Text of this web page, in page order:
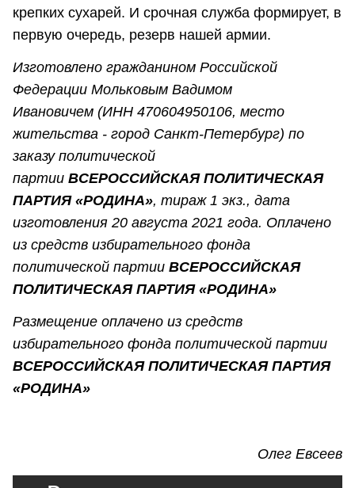
крепких сухарей. И срочная служба формирует, в
первую очередь, резерв нашей армии.
Изготовлено гражданином Российской
Федерации Мольковым Вадимом
Ивановичем (ИНН 470604950106, место
жительства - город Санкт-Петербург) по
заказу политической
партии ВСЕРОССИЙСКАЯ ПОЛИТИЧЕСКАЯ
ПАРТИЯ «РОДИНА», тираж 1 экз., дата
изготовления 20 августа 2021 года. Оплачено
из средств избирательного фонда
политической партии ВСЕРОССИЙСКАЯ
ПОЛИТИЧЕСКАЯ ПАРТИЯ «РОДИНА»
Размещение оплачено из средств
избирательного фонда политической партии
ВСЕРОССИЙСКАЯ ПОЛИТИЧЕСКАЯ ПАРТИЯ
«РОДИНА»
Олег Евсеев